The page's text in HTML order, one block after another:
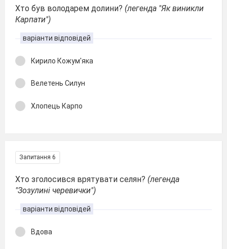
Хто був володарем долини? (легенда "Як виникли
Карпати")
варіанти відповідей
Кирило Кожум'яка
Велетень Силун
Хлопець Карпо
Запитання 6
Хто зголосився врятувати селян? (легенда
"Зозулині черевички")
варіанти відповідей
Вдова